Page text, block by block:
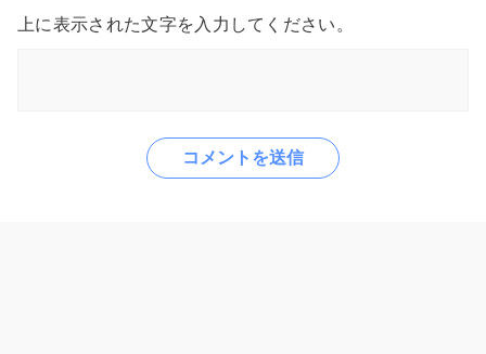
上に表示された文字を入力してください。